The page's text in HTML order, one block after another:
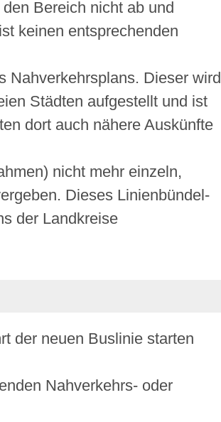
Bereich nicht ab und
keinen entsprechenden
Nahverkehrsplans. Dieser wird
Städten aufgestellt und ist
dort auch nähere Auskünfte
nicht mehr einzeln,
Dieses Linienbündel-
der Landkreise
der neuen Buslinie starten
Nahverkehrs- oder